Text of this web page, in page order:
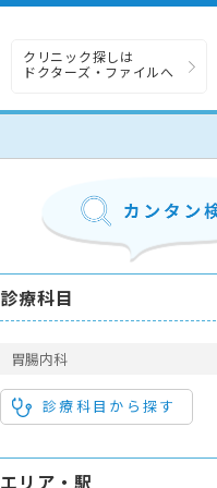
クリニック探しは
ドクターズ・ファイルへ
診療科目
胃腸内科
診療科目から探す
エリア・駅